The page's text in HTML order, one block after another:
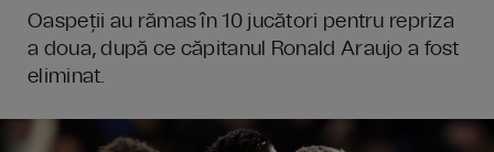
Oaspeții au rămas în 10 jucători pentru repriza
a doua, după ce căpitanul Ronald Araujo a fost
eliminat.